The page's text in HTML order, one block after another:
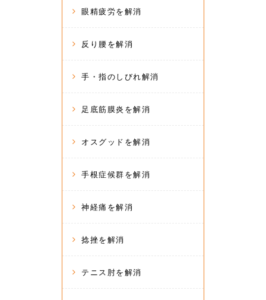
眼精疲労を解消
反り腰を解消
手・指のしびれ解消
足底筋膜炎を解消
オスグッドを解消
手根症候群を解消
神経痛を解消
捻挫を解消
テニス肘を解消